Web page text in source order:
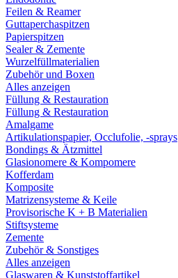
Feilen & Reamer
Guttaperchaspitzen
Papierspitzen
Sealer & Zemente
Wurzelfüllmaterialien
Zubehör und Boxen
Alles anzeigen
Füllung & Restauration
Füllung & Restauration
Amalgame
Artikulationspapier, Occlufolie, -sprays
Bondings & Ätzmittel
Glasionomere & Kompomere
Kofferdam
Komposite
Matrizensysteme & Keile
Provisorische K + B Materialien
Stiftsysteme
Zemente
Zubehör & Sonstiges
Alles anzeigen
Glaswaren & Kunststoffartikel